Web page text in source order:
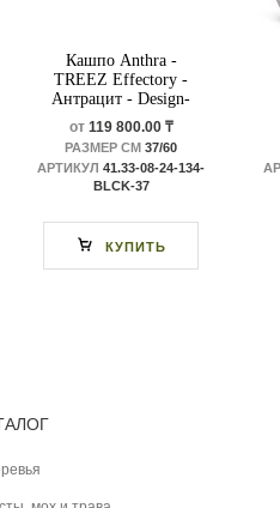
Кашпо Anthra -
TREEZ Effectory -
Антрацит - Design-
многогранник
от119 800.00 ₸
РАЗМЕР СМ 37/60
АРТИКУЛ 41.33-08-24-134-
BLCK-37
КУПИТЬ